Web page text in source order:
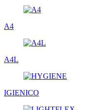
A4
A4L
IGIENICO